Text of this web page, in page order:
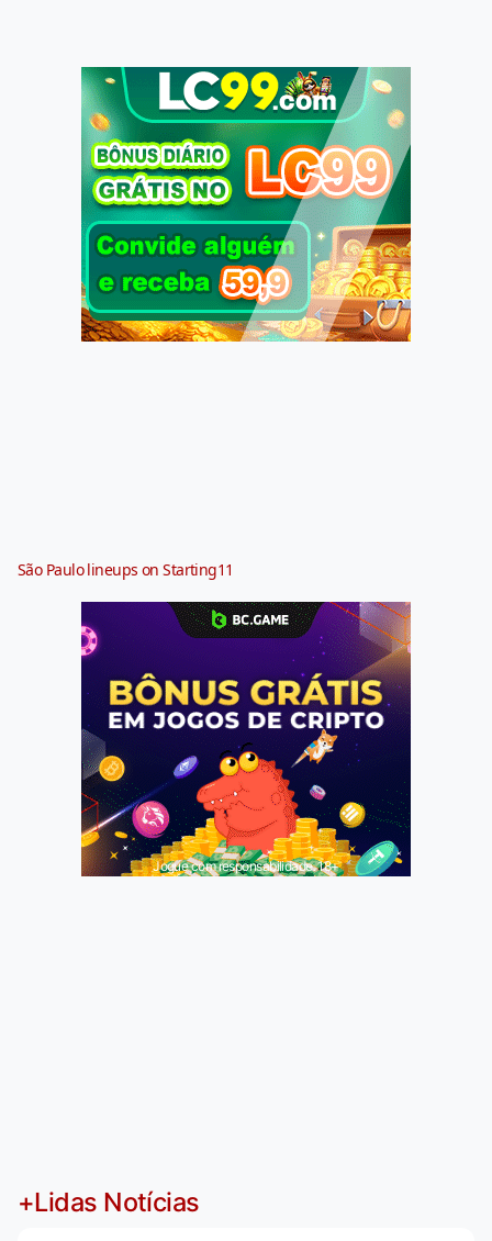
São Paulo lineups on Starting11
Jogue com responsabilidade. 18+
+Lidas Notícias